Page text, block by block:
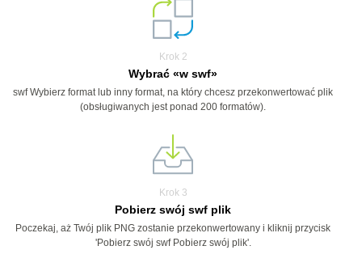
Krok 2
Wybrać «w swf»
swf Wybierz format lub inny format, na który chcesz przekonwertować plik
(obsługiwanych jest ponad 200 formatów).
Krok 3
Pobierz swój swf plik
Poczekaj, aż Twój plik PNG zostanie przekonwertowany i kliknij przycisk
'Pobierz swój swf Pobierz swój plik'.